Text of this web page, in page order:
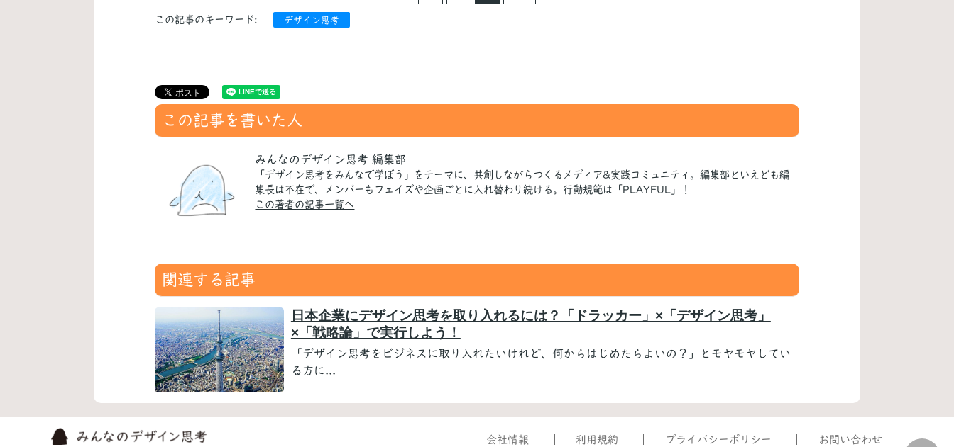
この記事のキーワード: デザイン思考
この記事を書いた人
みんなのデザイン思考 編集部
「デザイン思考をみんなで学ぼう」をテーマに、共創しながらつくるメディア&実践コミュニティ。編集部といえども編
集長は不在で、メンバーもフェイズや企画ごとに入れ替わり続ける。行動規範は「PLAYFUL」！
この著者の記事一覧へ
関連する記事
日本企業にデザイン思考を取り入れるには？「ドラッカー」×「デザイン思考」
×「戦略論」で実行しよう！
「デザイン思考をビジネスに取り入れたいけれど、何からはじめたらよいの？」とモヤモヤしてい
る方に...
会社情報 利用規約 プライバシーポリシー お問い合わせ